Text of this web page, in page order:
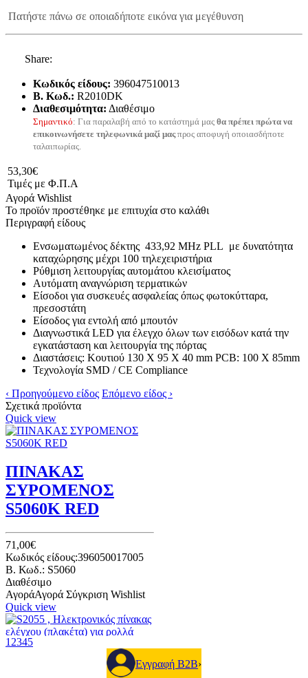
Πατήστε πάνω σε οποιαδήποτε εικόνα για μεγέθυνση
Share:
Κωδικός είδους: 396047510013
B. Κωδ.: R2010DK
Διαθεσιμότητα: Διαθέσιμο
Σημαντικό: Για παραλαβή από το κατάστημά μας θα πρέπει πρώτα να
επικοινωνήσετε τηλεφωνικά μαζί μαςπρος αποφυγή οποιασδήποτε
ταλαιπωρίας.
53,30€
Τιμές με Φ.Π.Α
Αγορά Wishlist
Το προϊόν προστέθηκε με επιτυχία στο καλάθι
Περιγραφή είδους
Ενσωματωμένος δέκτης 433,92 MHz PLL με δυνατότητα
καταχώρησης μέχρι 100 τηλεχειριστήρια
Ρύθμιση λειτουργίας αυτομάτου κλεισίματος
Αυτόματη αναγνώριση τερματικών
Είσοδοι για συσκευές ασφαλείας όπως φωτοκύτταρα,
πρεσοστάτη
Είσοδος για εντολή από μπουτόν
Διαγνωστικά LED για έλεγχο όλων των εισόδων κατά την
εγκατάσταση και λειτουργία της πόρτας
Διαστάσεις: Κουτιού 130 Χ 95 Χ 40 mm PCB: 100 X 85mm
Τεχνολογία SMD / CE Compliance
‹ Προηγούμενο είδος Επόμενο είδος ›
Σχετικά προϊόντα
Quick view
ΠΙΝΑΚΑΣ
ΣΥΡΟΜΕΝΟΣ
S5060K RED
71,00€
Κωδικός είδους:396050017005
B. Κωδ.: S5060
Διαθέσιμο
ΑγοράΑγορά Σύγκριση Wishlist
Quick view
AUTOTECH S-2055 -
Ηλεκτρονικός πίνακας ελέγχου
1 2345
Εγγραφή B2B›